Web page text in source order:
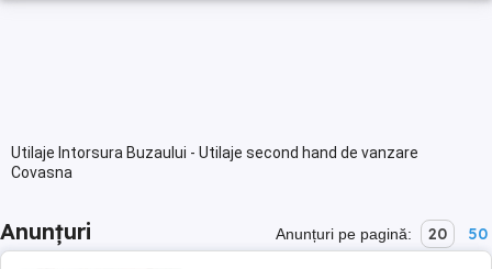
Utilaje Intorsura Buzaului - Utilaje second hand de vanzare
Covasna
Anunțuri Anunțuri pe pagină: 20 50